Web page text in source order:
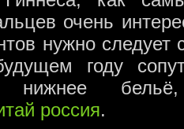
очень
нужно
году
нижнее бельё,
россия.